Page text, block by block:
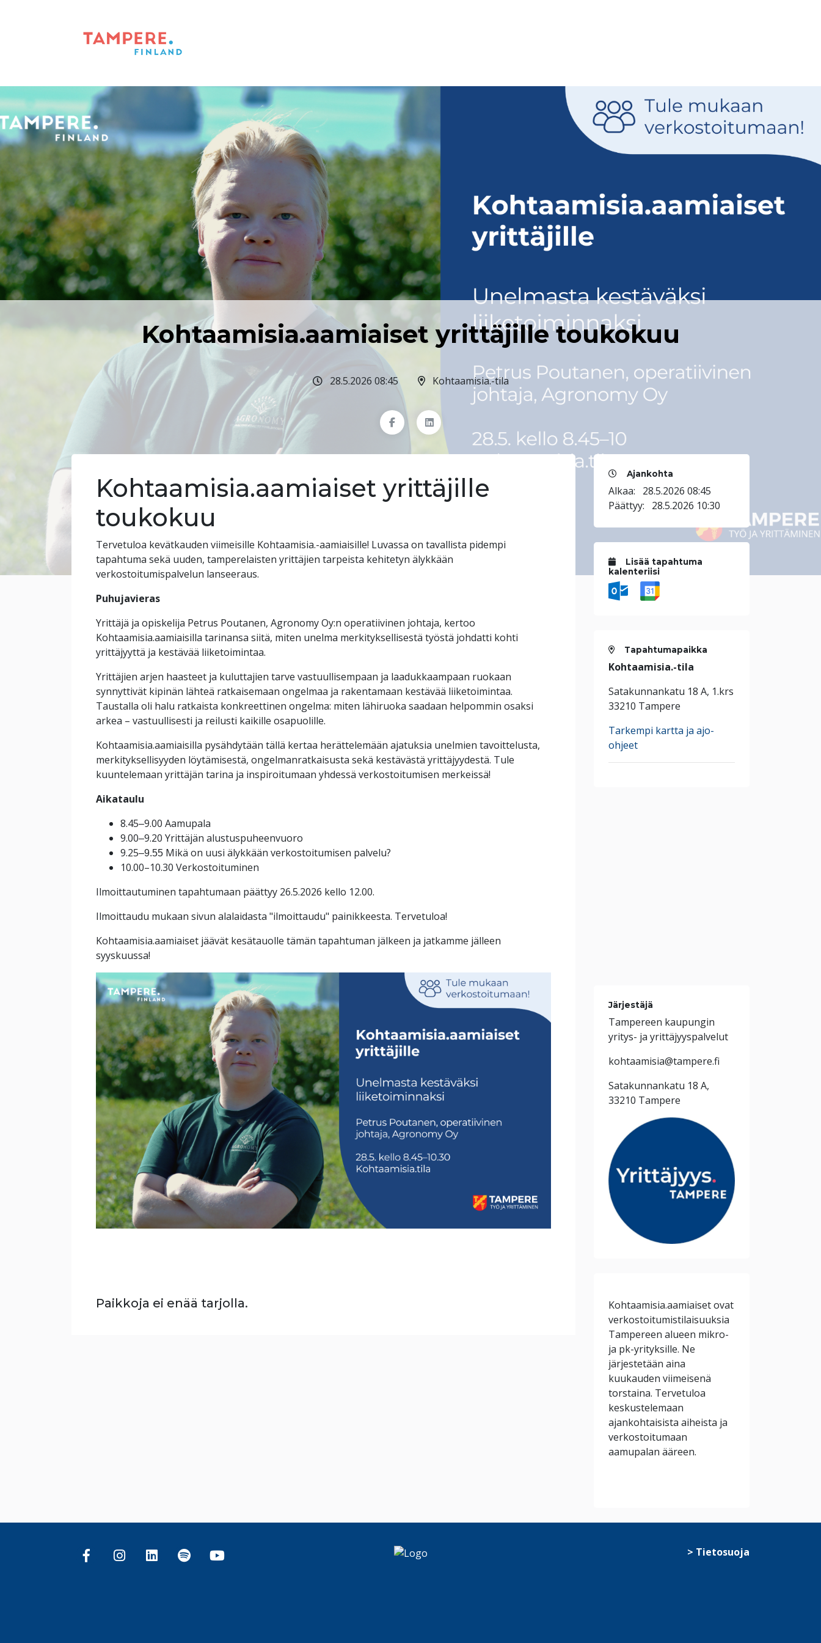
Kohtaamisia.aamiaiset yrittäjille toukokuu
28.5.2026 08:45 Kohtaamisia.-tila
Kohtaamisia.aamiaiset yrittäjille
toukokuu
Tervetuloa kevätkauden viimeisille Kohtaamisia.-aamiaisille! Luvassa on tavallista pidempi
tapahtuma sekä uuden, tamperelaisten yrittäjien tarpeista kehitetyn älykkään
verkostoitumispalvelun lanseeraus.
Puhujavieras
Yrittäjä ja opiskelija Petrus Poutanen, Agronomy Oy:n operatiivinen johtaja, kertoo
Kohtaamisia.aamiaisilla tarinansa siitä, miten unelma merkityksellisestä työstä johdatti kohti
yrittäjyyttä ja kestävää liiketoimintaa.
Yrittäjien arjen haasteet ja kuluttajien tarve vastuullisempaan ja laadukkaampaan ruokaan
synnyttivät kipinän lähteä ratkaisemaan ongelmaa ja rakentamaan kestävää liiketoimintaa.
Taustalla oli halu ratkaista konkreettinen ongelma: miten lähiruoka saadaan helpommin osaksi
arkea – vastuullisesti ja reilusti kaikille osapuolille.
Kohtaamisia.aamiaisilla pysähdytään tällä kertaa herättelemään ajatuksia unelmien tavoittelusta,
merkityksellisyyden löytämisestä, ongelmanratkaisusta sekä kestävästä yrittäjyydestä. Tule
kuuntelemaan yrittäjän tarina ja inspiroitumaan yhdessä verkostoitumisen merkeissä!
Aikataulu
8.45–9.00 Aamupala
9.00–9.20 Yrittäjän alustuspuheenvuoro
9.25–9.55 Mikä on uusi älykkään verkostoitumisen palvelu?
10.00–10.30 Verkostoituminen
Ilmoittautuminen tapahtumaan päättyy 26.5.2026 kello 12.00.
Ilmoittaudu mukaan sivun alalaidasta "ilmoittaudu" painikkeesta. Tervetuloa!
Kohtaamisia.aamiaiset jäävät kesätauolle tämän tapahtuman jälkeen ja jatkamme jälleen
syyskuussa!
Paikkoja ei enää tarjolla.
Ajankohta
Alkaa: 28.5.2026 08:45
Päättyy: 28.5.2026 10:30
Lisää tapahtuma
kalenteriisi
Tapahtumapaikka
Kohtaamisia.-tila
Satakunnankatu 18 A, 1.krs
33210 Tampere
Tarkempi kartta ja ajo-
ohjeet
Järjestäjä
Tampereen kaupungin
yritys- ja yrittäjyyspalvelut
kohtaamisia@tampere.fi
Satakunnankatu 18 A,
33210 Tampere
Kohtaamisia.aamiaiset ovat
verkostoitumistilaisuuksia
Tampereen alueen mikro-
ja pk-yrityksille. Ne
järjestetään aina
kuukauden viimeisenä
torstaina. Tervetuloa
keskustelemaan
ajankohtaisista aiheista ja
verkostoitumaan
aamupalan ääreen.
> Tietosuoja